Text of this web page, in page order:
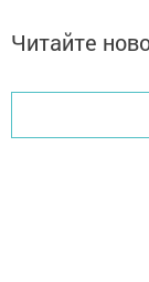
Читайте